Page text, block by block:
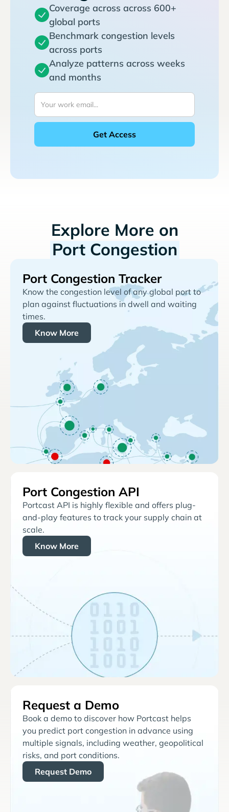
Coverage across across 600+
global ports
Benchmark congestion levels
across ports
Analyze patterns across weeks
and months
Explore More on
Port Congestion
Port Congestion Tracker
Know the congestion level of any global port to
plan against fluctuations in dwell and waiting
times.
Know More
Port Congestion API
Portcast API is highly flexible and offers plug-
and-play features to track your supply chain at
scale.
Know More
Request a Demo
Book a demo to discover how Portcast helps
you predict port congestion in advance using
multiple signals, including weather, geopolitical
risks, and port conditions.
Request Demo